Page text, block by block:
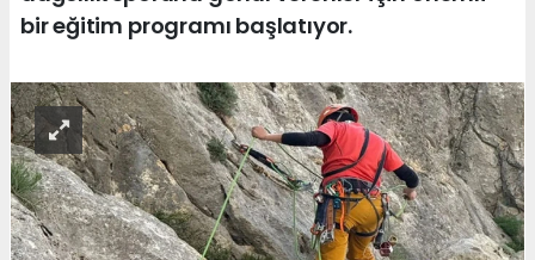
bir eğitim programı başlatıyor.